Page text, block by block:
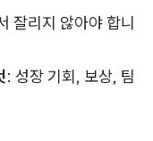
잘리지 않아야 합니
: 성장 기회, 보상, 팀